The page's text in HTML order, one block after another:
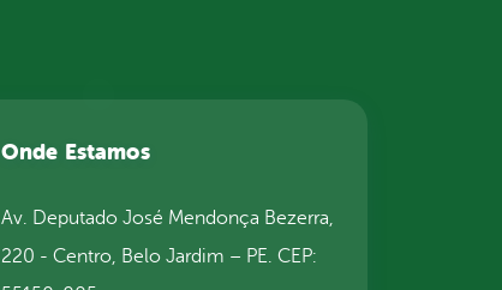
Onde Estamos
Av. Deputado José Mendonça Bezerra,
220 - Centro, Belo Jardim – PE. CEP: